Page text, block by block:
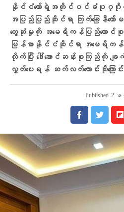
နိုင်ငံတော်ရဲ့အတိုင်ပင်ခံပုဂ္ဂိုလ်
အပြည်ပြည်ဆိုင်ရာ ကြက်ခြေနီကော်
တွေ့ဆုံမှုကို အမေရိကန်ပြည်ထောင်စုမှ
မြန်မာနိုင်ငံဆိုင်ရာ အမေရိက
လိုက်ပြီး ဒေါ်အောင်ဆန်းစုကြည်ကို ခ
လွှတ်ပေးရန် ဆက်လက်တောင်းဆိုကြောင်
Published 2 နာ